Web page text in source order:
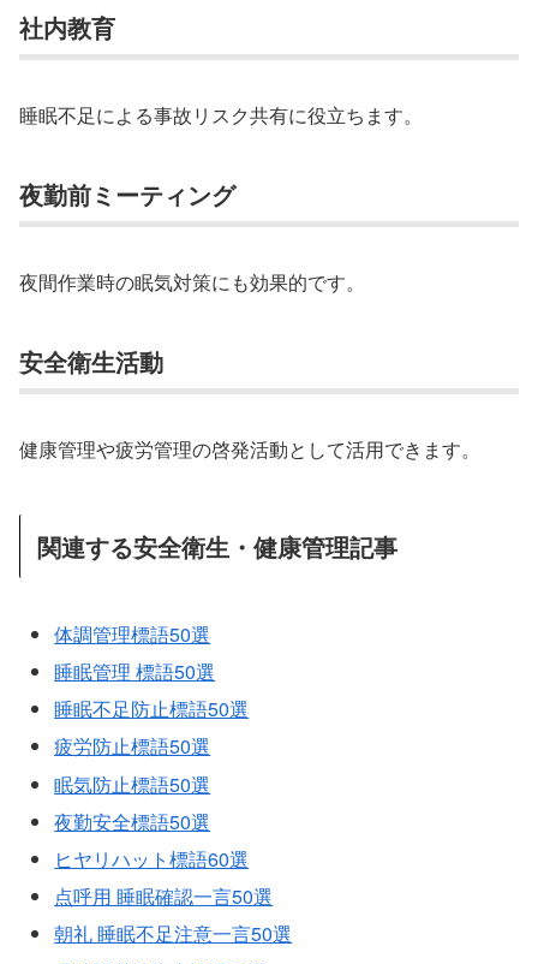
社内教育
睡眠不足による事故リスク共有に役立ちます。
夜勤前ミーティング
夜間作業時の眠気対策にも効果的です。
安全衛生活動
健康管理や疲労管理の啓発活動として活用できます。
関連する安全衛生・健康管理記事
体調管理標語50選
睡眠管理 標語50選
睡眠不足防止標語50選
疲労防止標語50選
眠気防止標語50選
夜勤安全標語50選
ヒヤリハット標語60選
点呼用 睡眠確認一言50選
朝礼 睡眠不足注意一言50選